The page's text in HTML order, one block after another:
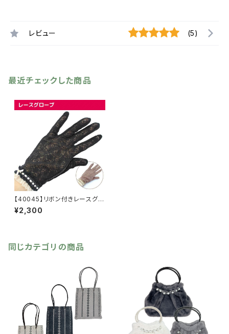
レビュー (5)
最近チェックした商品
【40045】リボン付きレースグロ
ーブ【送料無料】手袋 UV対
策 紫外線対策 日焼け防
ト 滑り止め
¥2,300
同じカテゴリの商品